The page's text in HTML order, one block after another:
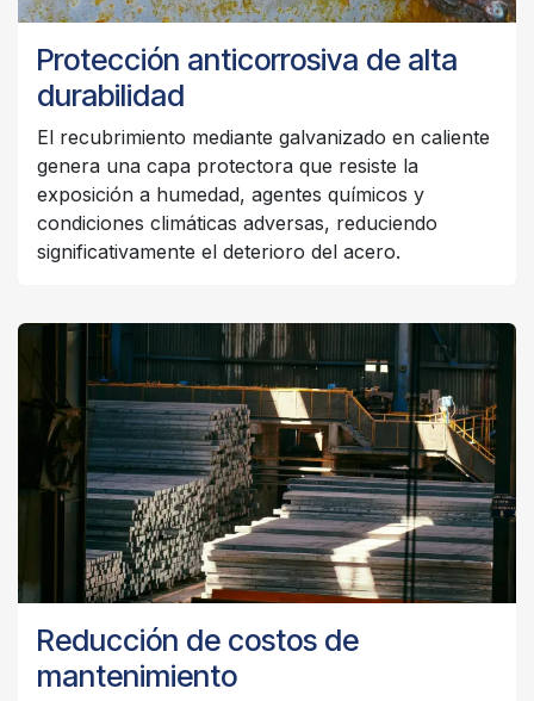
Protección anticorrosiva de alta
durabilidad
El recubrimiento mediante galvanizado en caliente
genera una capa protectora que resiste la
exposición a humedad, agentes químicos y
condiciones climáticas adversas, reduciendo
significativamente el deterioro del acero.
Reducción de costos de
mantenimiento